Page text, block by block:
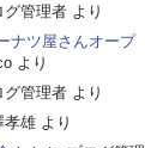
グ管理者より
ナツ屋さんオープ
より
グ管理者より
孝雄より